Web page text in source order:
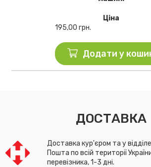
Ціна
195,00 грн.
Додати у
ДОСТАВКА
Доставка кур'єром та у
Пошта по всій території
перевізника, 1-3 дні.